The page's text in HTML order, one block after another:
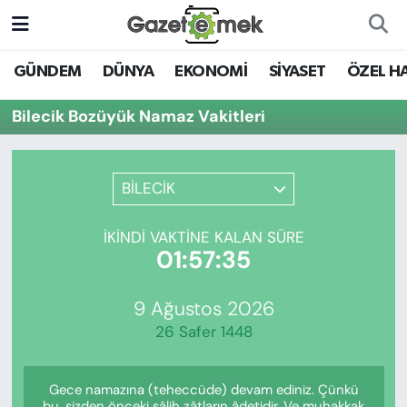
GÜNDEM DÜNYA EKONOMİ SİYASET ÖZEL
Bilecik Bozüyük Namaz Vakitleri
BİLECİK
İKINDI VAKTINE KALAN SÜRE
01:57:35
9 Ağustos 2026
26 Safer 1448
Gece namazına (teheccüde) devam ediniz. Çünkü
DÜNYA
EKONOMİ
YENİ MEDYADA EMEK
GAZETECİLİĞİNİ GELİŞTİRMEK
EĞİTİM
Nöbetçi Eczaneler
Hava Durumu
Trafik Durumu
Süper Lig Puan Durumu ve Fikstür
Tüm Manşetler
Haber Arşivi